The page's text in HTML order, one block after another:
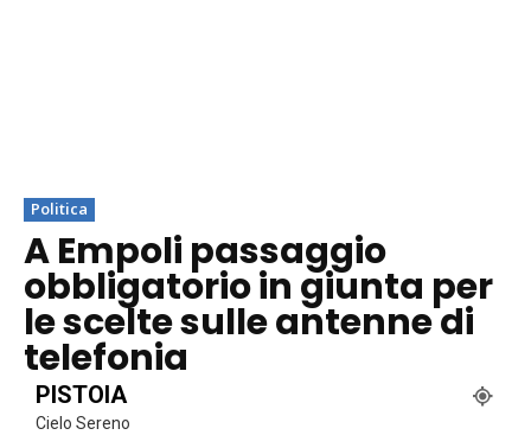
Politica
A Empoli passaggio
obbligatorio in giunta per
le scelte sulle antenne di
telefonia
PISTOIA
Cielo Sereno